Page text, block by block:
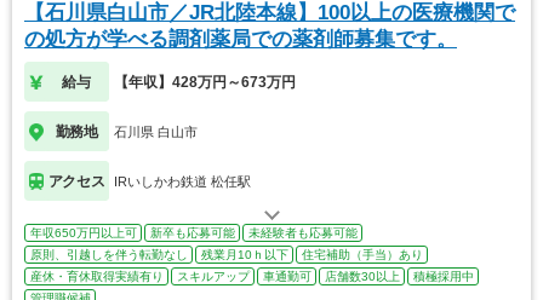
【石川県白山市／JR北陸本線】100以上の医療機関で
の処方が学べる調剤薬局での薬剤師募集です。
給与 【年収】428万円～673万円
勤務地 石川県 白山市
アクセス IRいしかわ鉄道 松任駅
年収650万円以上可 新卒も応募可能
未経験者も応募可能
原則、引越しを伴う転勤なし
残業月10ｈ以下
住宅補助（手当）あり
産休・育休取得実績有り
スキルアップ 車通勤可 店舗数30以上
積極採用中